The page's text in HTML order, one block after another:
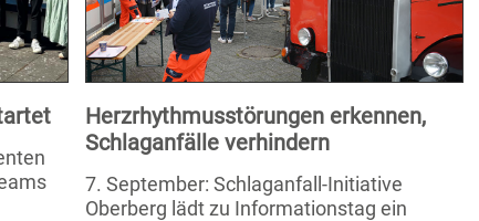
Herzrhythmusstörungen erkennen,
Schlaganfälle verhindern
7. September: Schlaganfall-Initiative
Oberberg lädt zu Informationstag ein